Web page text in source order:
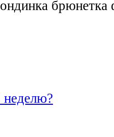
брюнетка
неделю?